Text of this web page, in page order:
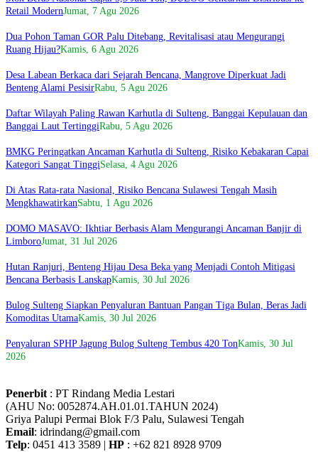
Retail ModernJumat, 7 Agu 2026
Dua Pohon Taman GOR Palu Ditebang, Revitalisasi atau Mengurangi
Ruang Hijau?Kamis, 6 Agu 2026
Desa Labean Berkaca dari Sejarah Bencana, Mangrove Diperkuat Jadi
Benteng Alami PesisirRabu, 5 Agu 2026
Daftar Wilayah Paling Rawan Karhutla di Sulteng, Banggai Kepulauan dan
Banggai Laut TertinggiRabu, 5 Agu 2026
BMKG Peringatkan Ancaman Karhutla di Sulteng, Risiko Kebakaran Capai
Kategori Sangat TinggiSelasa, 4 Agu 2026
Di Atas Rata-rata Nasional, Risiko Bencana Sulawesi Tengah Masih
MengkhawatirkanSabtu, 1 Agu 2026
DOMO MASAVO: Ikhtiar Berbasis Alam Mengurangi Ancaman Banjir di
LimboroJumat, 31 Jul 2026
Hutan Ranjuri, Benteng Hijau Desa Beka yang Menjadi Contoh Mitigasi
Bencana Berbasis LanskapKamis, 30 Jul 2026
Bulog Sulteng Siapkan Penyaluran Bantuan Pangan Tiga Bulan, Beras Jadi
Komoditas UtamaKamis, 30 Jul 2026
Penyaluran SPHP Jagung Bulog Sulteng Tembus 420 TonKamis, 30 Jul
2026
Penerbit : PT Rindang Media Lestari
(AHU No: 0052874.AH.01.01.TAHUN 2024)
Griya Palupi Permai Blok F/3 Palu, Sulawesi Tengah
Email: idrindang@gmail.com
Telp: 0451 413 3589 | HP : +62 821 8928 9709